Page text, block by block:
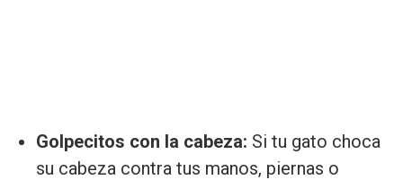
Golpecitos con la cabeza: Si tu gato choca
su cabeza contra tus manos, piernas o